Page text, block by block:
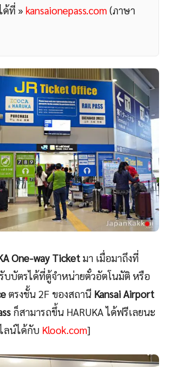
ด้ที่ » kansaionepass.com(ภาษา
One-way Ticketมา เมื่อมาถึงที่
บบัตรได้ที่ตู้จำหน่ายตั๋วอัตโนมัติ หรือ
ตรงชั้น 2F ของสถานี Kansai Airport
ก็สามารถขึ้น HARUKA ได้ฟรีเลยนะ
ลน์ได้กับ Klook.com]